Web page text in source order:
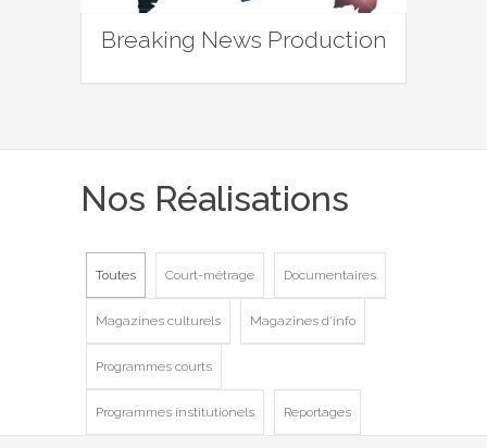
Breaking News Production
Nos Réalisations
Toutes Court-métrage Documentaires
Magazines culturels Magazines d'info
Programmes courts
Programmes institutionels Reportages